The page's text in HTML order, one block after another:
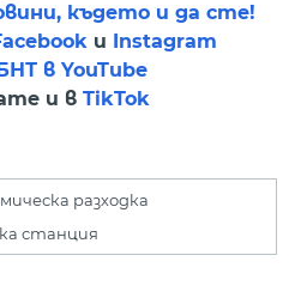
където и да сте!
и Instagram
в YouTube
и в TikTok
разходка
станция